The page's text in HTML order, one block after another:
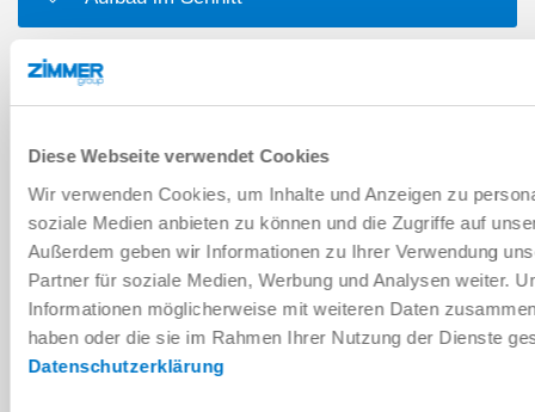
Diese Webseite verwendet Cookies
Wir verwenden Cookies, um Inhalte und Anzeigen zu
soziale Medien anbieten zu können und die Zugriffe auf
Außerdem geben wir Informationen zu Ihrer Verwendung
Partner für soziale Medien, Werbung und Analysen weiter.
Informationen möglicherweise mit weiteren Daten
haben oder die sie im Rahmen Ihrer Nutzung der Dienste
Datenschutzerklärung
Maßzeichnung
DOWNLOADS
Herunterladen